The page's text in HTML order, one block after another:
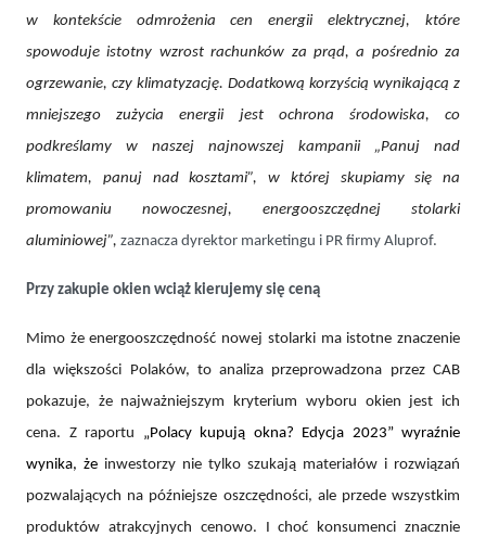
w kontekście odmrożenia cen energii elektrycznej, które
spowoduje istotny wzrost rachunków za prąd, a pośrednio za
ogrzewanie, czy klimatyzację. Dodatkową korzyścią wynikającą z
mniejszego zużycia energii jest ochrona środowiska, co
podkreślamy w naszej najnowszej kampanii „Panuj nad
klimatem, panuj nad kosztami”, w której skupiamy się na
promowaniu nowoczesnej, energooszczędnej stolarki
aluminiowej”, zaznacza dyrektor marketingu i PR firmy Aluprof.
Przy zakupie okien wciąż kierujemy się ceną
Mimo że energooszczędność nowej stolarki ma istotne znaczenie
dla większości Polaków, to analiza przeprowadzona przez CAB
pokazuje, że najważniejszym kryterium wyboru okien jest ich
cena. Z raportu „Polacy kupują okna? Edycja 2023” wyraźnie
wynika, że inwestorzy nie tylko szukają materiałów i rozwiązań
pozwalających na późniejsze oszczędności, ale przede wszystkim
produktów atrakcyjnych cenowo. I choć konsumenci znacznie